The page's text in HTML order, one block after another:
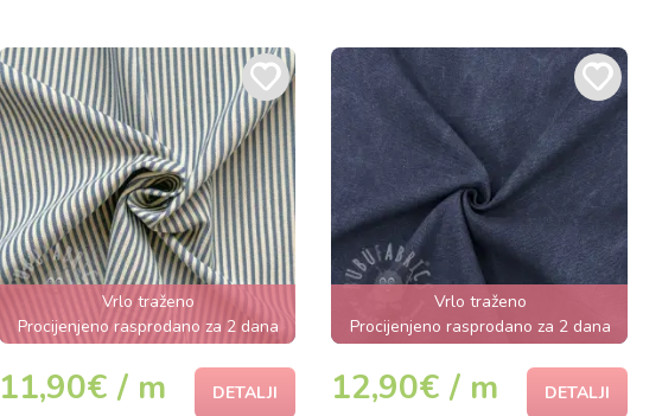
Vrlo traženo
Procijenjeno rasprodano za 2 dana
11,90€ / m DETALJI
Vrlo traženo
Procijenjeno rasprodano za 2 dana
12,90€ / m DETALJI